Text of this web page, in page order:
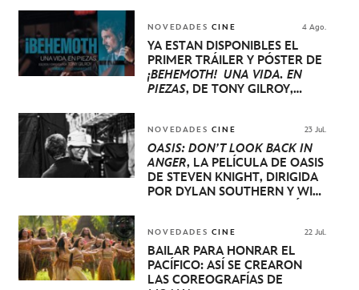
NOVEDADES CINE 4 Ago.
YA ESTÁN DISPONIBLES EL
PRIMER TRÁILER Y PÓSTER DE
¡BEHEMOTH! UNA VIDA. EN
PIEZAS, DE TONY GILROY,
VICTOR Y WILL ARNETT
NOVEDADES CINE 23 Jul.
OASIS: DON’T LOOK BACK IN
ANGER, LA PELÍCULA DE OASIS
DE STEVEN KNIGHT, DIRIGIDA
POR DYLAN SOUTHERN Y WILL
FESTIVAL INTERNACIONAL DE
CINE DE VENECIA
NOVEDADES CINE 22 Jul.
BAILAR PARA HONRAR EL
PACÍFICO: ASÍ SE CREARON
LAS COREOGRAFÍAS DE